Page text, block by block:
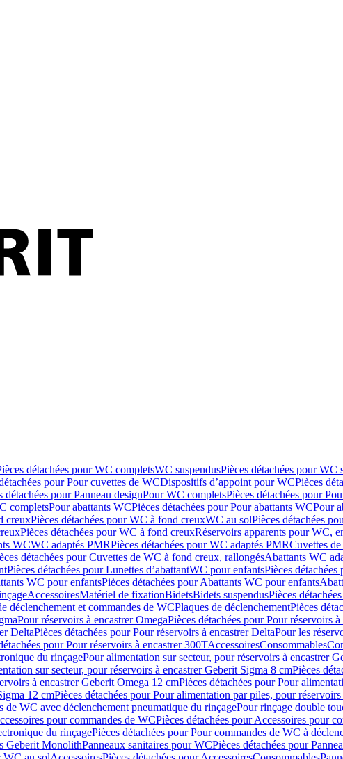
détachées pour WC completsWC suspendusPièces détachées pour WC
pour Pour cuvettes de WCDispositifs d’appoint pour WCPièces
détachées pour Panneau designPour WC completsPièces détachées pour
completsPour abattants WCPièces détachées pour Pour abattants WCPour
creuxPièces détachées pour WC à fond creuxWC au solPièces détachées
Pièces détachées pour WC à fond creuxRéservoirs apparents pour WC,
WCWC adaptés PMRPièces détachées pour WC adaptés PMRCuvettes
détachées pour Cuvettes de WC à fond creux, rallongésAbattants WC
Pièces détachées pour Lunettes d’abattantWC pour enfantsPièces
WC pour enfantsPièces détachées pour Abattants WC pour enfants
AccessoiresMatériel de fixationBidetsBidets suspendusPièces
déclenchement et commandes de WCPlaques de déclenchementPièces
Pour réservoirs à encastrer OmegaPièces détachées pour Pour réservoirs
DeltaPièces détachées pour Pour réservoirs à encastrer DeltaPour les
pour Pour réservoirs à encastrer 300TAccessoiresConsommables
du rinçagePour alimentation sur secteur, pour réservoirs à encastrer
sur secteur, pour réservoirs à encastrer Geberit Sigma 8 cmPièces
à encastrer Geberit Omega 12 cmPièces détachées pour Pour
12 cmPièces détachées pour Pour alimentation par piles, pour
de WC avec déclenchement pneumatique du rinçagePour rinçage double
pour commandes de WCPièces détachées pour Accessoires pour
du rinçagePièces détachées pour Pour commandes de WC à
Geberit MonolithPanneaux sanitaires pour WCPièces détachées pour